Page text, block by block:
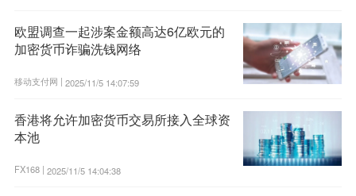
欧盟调查一起涉案金额高达6亿欧元的
加密货币诈骗洗钱网络
移动支付网 | 2025/11/5 14:07:59
香港将允许加密货币交易所接入全球资
本池
FX168 | 2025/11/5 14:04:38